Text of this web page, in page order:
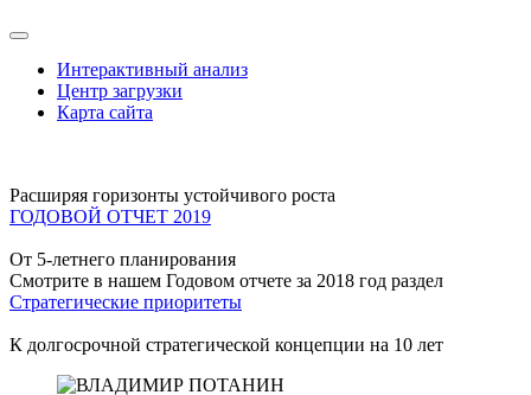
Интерактивный анализ
Центр загрузки
Карта сайта
Расширяя горизонты устойчивого роста
ГОДОВОЙ ОТЧЕТ 2019
От 5-летнего планирования
Смотрите в нашем Годовом отчете за 2018 год раздел
Стратегические приоритеты
К долгосрочной стратегической концепции на 10 лет